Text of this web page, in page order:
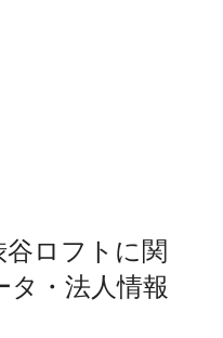
ロフトに関
・法人情報